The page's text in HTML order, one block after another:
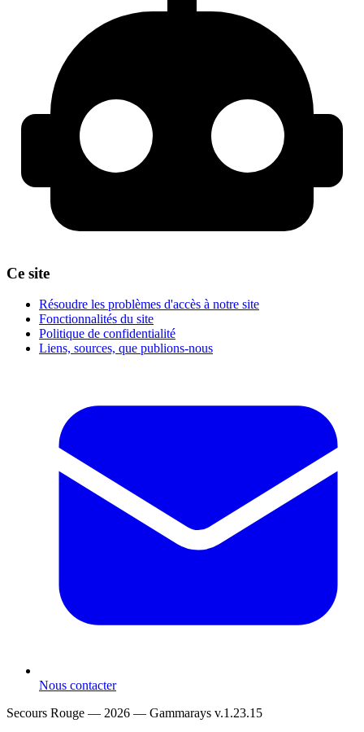
Ce site
Résoudre les problèmes d'accès à notre site
Fonctionnalités du site
Politique de confidentialité
Liens, sources, que publions-nous
Nous contacter
Secours Rouge — 2026 — Gammarays v.1.23.15